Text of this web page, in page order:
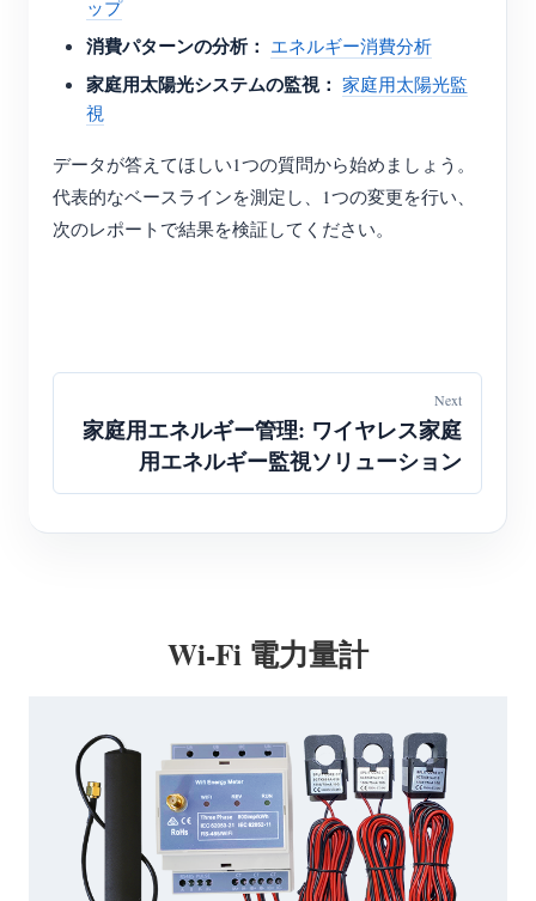
ップ
消費パターンの分析： エネルギー消費分析
家庭用太陽光システムの監視： 家庭用太陽光監
視
データが答えてほしい1つの質問から始めましょう。
代表的なベースラインを測定し、1つの変更を行い、
次のレポートで結果を検証してください。
Next
家庭用エネルギー管理: ワイヤレス家庭
用エネルギー監視ソリューション
Wi-Fi 電力量計